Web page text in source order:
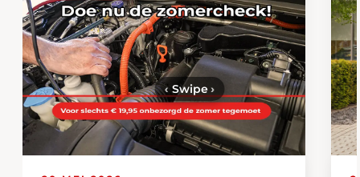
‹ Swipe›